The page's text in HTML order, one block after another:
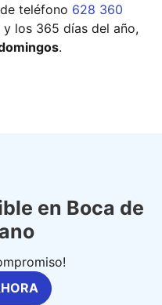
teléfono 628 360
los 365 días del año,
.
en Boca de